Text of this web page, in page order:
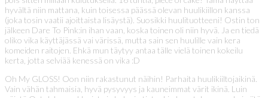
hyvältä niin mattana, kuin toisessa päässä olevan huulikiillon kanssa
(joka tosin vaatii ajoittaista lisäystä). Suosikki huulituotteeni! Ostin ton
jälkeen Dare To Pink:in ihan vaan, koska toinen oli niin hyvä. Ja en tiedä
oliko vika käyttäjässä vai värissä, mutta sain sen huulille vain kera
komeiden raitojen. Ehkä mun täytyy antaa tälle vielä toinen kokeilu
kerta, jotta selviää kenessä on vika :D
Oh My GLOSS! Oon niin rakastunut näihin! Parhaita huulikiiltojaikinä.
Vain vähän tahmaisia, hyvä pysyvyys ja kauneimmat värit ikinä. Luin